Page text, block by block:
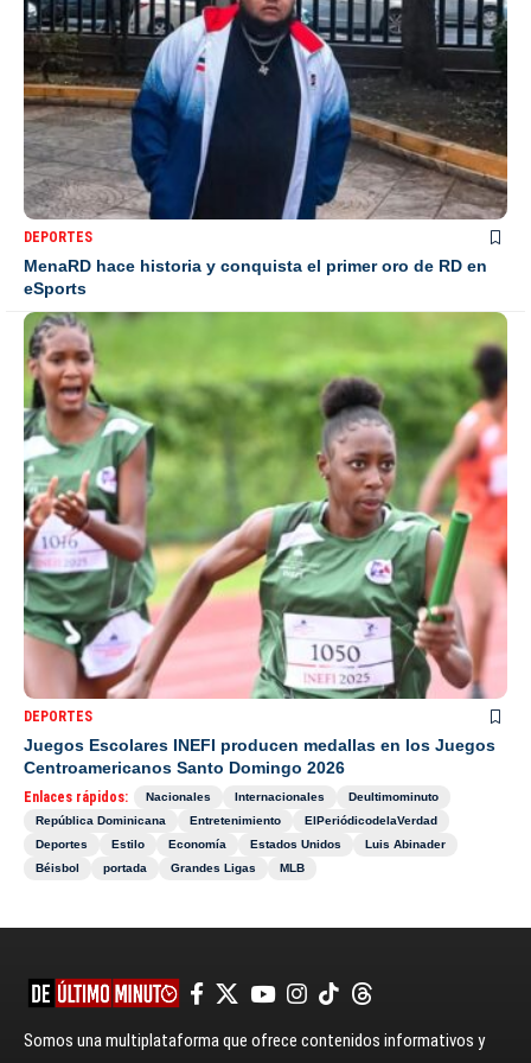
DEPORTES
MenaRD hace historia y conquista el primer oro de RD en
eSports
DEPORTES
Juegos Escolares INEFI producen medallas en los Juegos
Centroamericanos Santo Domingo 2026
Enlaces rápidos: Nacionales Internacionales
Deultimominuto
República Dominicana
Entretenimiento
ElPeriódicodelaVerdad
Deportes
Estilo Economía Estados Unidos
Luis Abinader
Béisbol
portada Grandes Ligas MLB
Somos una multiplataforma que ofrece contenidos informativos y